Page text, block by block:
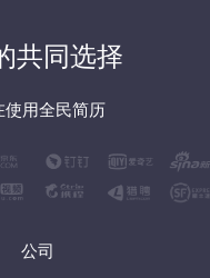
共同选择
使用全民简历
公司